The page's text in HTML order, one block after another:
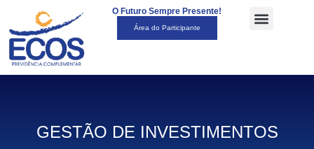
O Futuro Sempre Presente!
Área do Participante
GESTÃO DE INVESTIMENTOS